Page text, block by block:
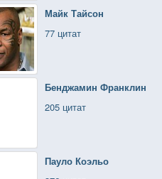
Майк Тайсон
77 цитат
Бенджамин Франклин
205 цитат
Пауло Коэльо